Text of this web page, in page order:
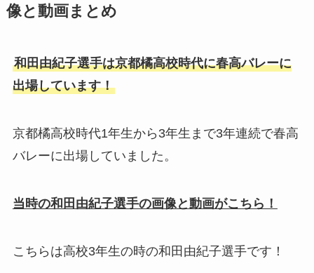
像と動画まとめ
和田由紀子選手は京都橘高校時代に春高バレーに
出場しています！
京都橘高校時代1年生から3年生まで3年連続で春高
バレーに出場していました。
当時の和田由紀子選手の画像と動画がこちら！
こちらは高校3年生の時の和田由紀子選手です！